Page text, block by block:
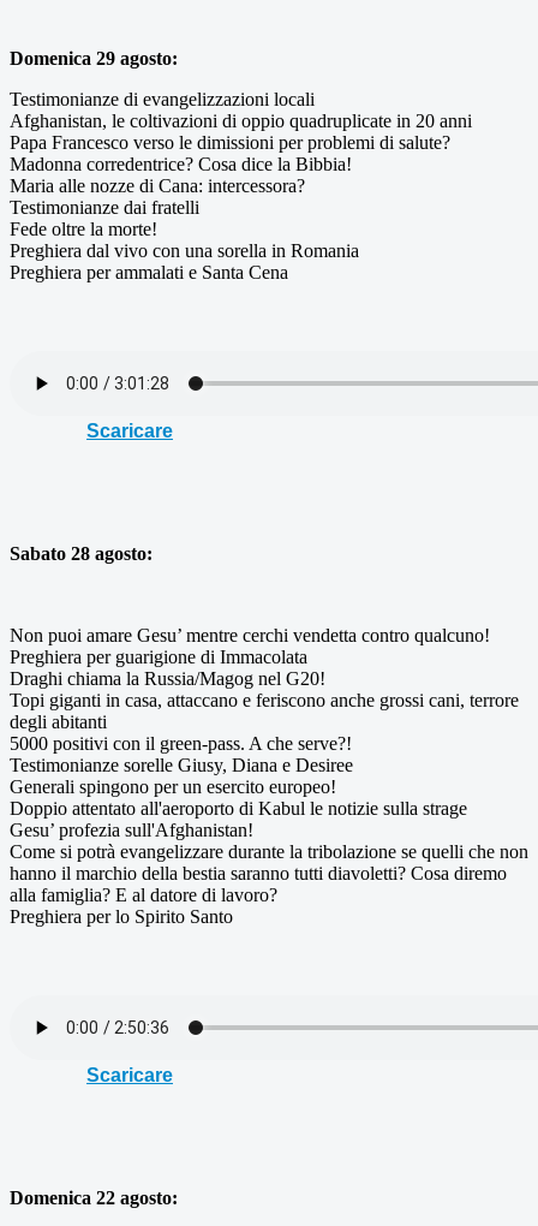
Domenica 29 agosto:
Testimonianze di evangelizzazioni locali
Afghanistan, le coltivazioni di oppio quadruplicate in 20 anni
Papa Francesco verso le dimissioni per problemi di salute?
Madonna corredentrice? Cosa dice la Bibbia!
Maria alle nozze di Cana: intercessora?
Testimonianze dai fratelli
Fede oltre la morte!
Preghiera dal vivo con una sorella in Romania
Preghiera per ammalati e Santa Cena
Scaricare
Sabato 28 agosto:
Non puoi amare Gesu’ mentre cerchi vendetta contro qualcuno!
Preghiera per guarigione di Immacolata
Draghi chiama la Russia/Magog nel G20!
Topi giganti in casa, attaccano e feriscono anche grossi cani, terrore
degli abitanti
5000 positivi con il green-pass. A che serve?!
Testimonianze sorelle Giusy, Diana e Desiree
Generali spingono per un esercito europeo!
Doppio attentato all'aeroporto di Kabul le notizie sulla strage
Gesu’ profezia sull'Afghanistan!
Come si potrà evangelizzare durante la tribolazione se quelli che non
hanno il marchio della bestia saranno tutti diavoletti? Cosa diremo
alla famiglia? E al datore di lavoro?
Preghiera per lo Spirito Santo
Scaricare
Domenica 22 agosto: